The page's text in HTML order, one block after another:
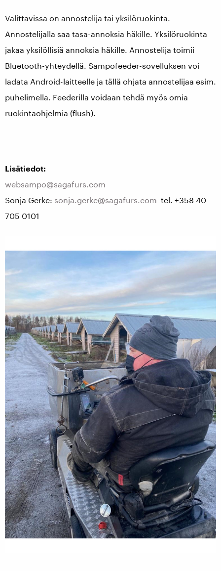
Valittavissa on annostelija tai yksilöruokinta.
Annostelijalla saa tasa-annoksia häkille. Yksilöruokinta
jakaa yksilöllisiä annoksia häkille. Annostelija toimii
Bluetooth-yhteydellä. Sampofeeder-sovelluksen voi
ladata Android-laitteelle ja tällä ohjata annostelijaa esim.
puhelimella. Feederilla voidaan tehdä myös omia
ruokintaohjelmia (flush).
Lisätiedot:
websampo@sagafurs.com
Sonja Gerke: sonja.gerke@sagafurs.com tel. +358 40
705 0101